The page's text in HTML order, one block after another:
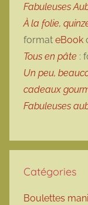
Fabuleuses
À la folie,
format eBook
Tous en pâte :
Un peu,
cadeaux
Fabuleuses
Catégories
Boulettes